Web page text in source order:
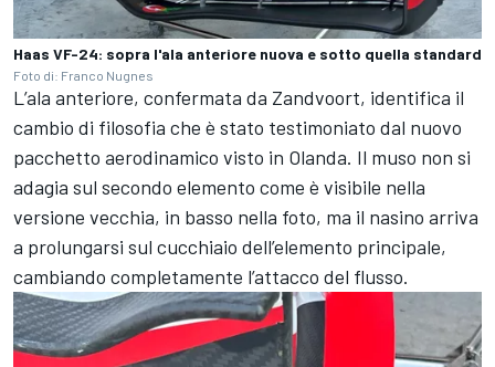
Haas VF-24: sopra l'ala anteriore nuova e sotto quella standard
Foto di: Franco Nugnes
L’ala anteriore, confermata da Zandvoort, identifica il
cambio di filosofia che è stato testimoniato dal nuovo
pacchetto aerodinamico visto in Olanda. Il muso non si
adagia sul secondo elemento come è visibile nella
versione vecchia, in basso nella foto, ma il nasino arriva
a prolungarsi sul cucchiaio dell’elemento principale,
cambiando completamente l’attacco del flusso.